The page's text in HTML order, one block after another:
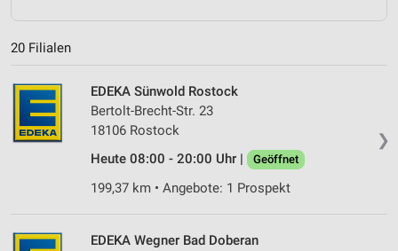
20 Filialen
❯
EDEKA Sünwold Rostock
Bertolt-Brecht-Str. 23
18106 Rostock
Heute 08:00 - 20:00 Uhr |
Geöffnet
199,37 km • Angebote: 1 Prospekt
EDEKA Wegner Bad Doberan